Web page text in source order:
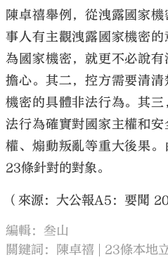
陳卓禧舉例，從洩露國家
事人有主觀洩露國家機密
為國家機密，就更不必說
擔心。其二，控方需要清
機密的具體非法行為。其
法行為確實對國家主權和
權、煽動叛亂等重大後果
23條針對的對象。
（來源：大公報A5：要聞
編輯：叁山
關鍵詞： 陳卓禧 23條本地